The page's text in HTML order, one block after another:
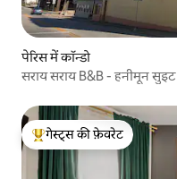
पेरिस में कॉन्डो
सराय सराय B&B - हनीमून सुइट
गेस्ट्स का टॉप फ़ेवरेट
गेस्ट्स की फ़ेवरेट